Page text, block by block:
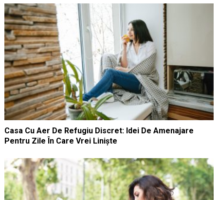
Casa Cu Aer De Refugiu Discret: Idei De Amenajare
Pentru Zile În Care Vrei Liniște